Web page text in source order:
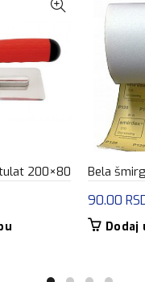
200×80 Bela
90.00
Dodaj